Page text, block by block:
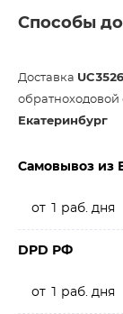
Способы
Доставка
обратноходовой
Екатеринбург
Самовывоз из
от 1 раб. дня
DPD РФ
от 1 раб. дня